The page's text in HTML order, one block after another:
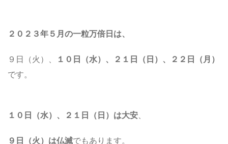
２０２３年５月の一粒万倍日は、
９日（火）、 １０日（水）、
２１日（日）、２２日（月）
です。
１０日（水）、２１日（日）は大安、
９日（火）は仏滅でもあります。